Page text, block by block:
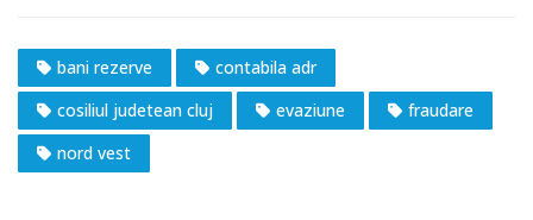
bani rezerve
contabila adr
cosiliul judetean cluj
evaziune
fraudare
nord vest